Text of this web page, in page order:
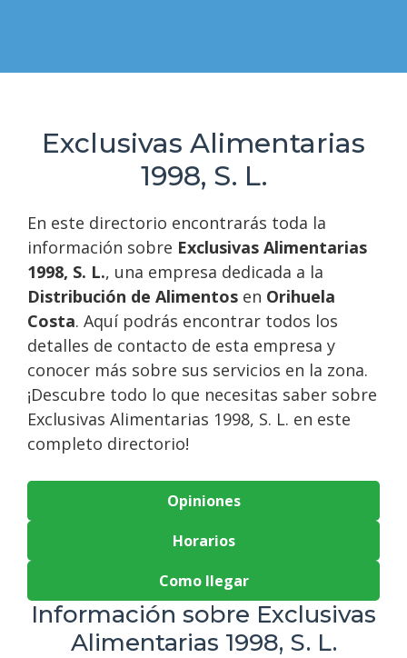
Exclusivas Alimentarias
1998, S. L.
En este directorio encontrarás toda la
información sobre Exclusivas Alimentarias
1998, S. L., una empresa dedicada a la
Distribución de Alimentos en Orihuela
Costa. Aquí podrás encontrar todos los
detalles de contacto de esta empresa y
conocer más sobre sus servicios en la zona.
¡Descubre todo lo que necesitas saber sobre
Exclusivas Alimentarias 1998, S. L. en este
completo directorio!
Opiniones
Horarios
Como llegar
Información sobre Exclusivas
Alimentarias 1998, S. L.